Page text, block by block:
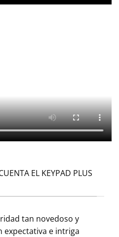
EL KEYPAD PLUS
tan novedoso y
expectativa e intriga